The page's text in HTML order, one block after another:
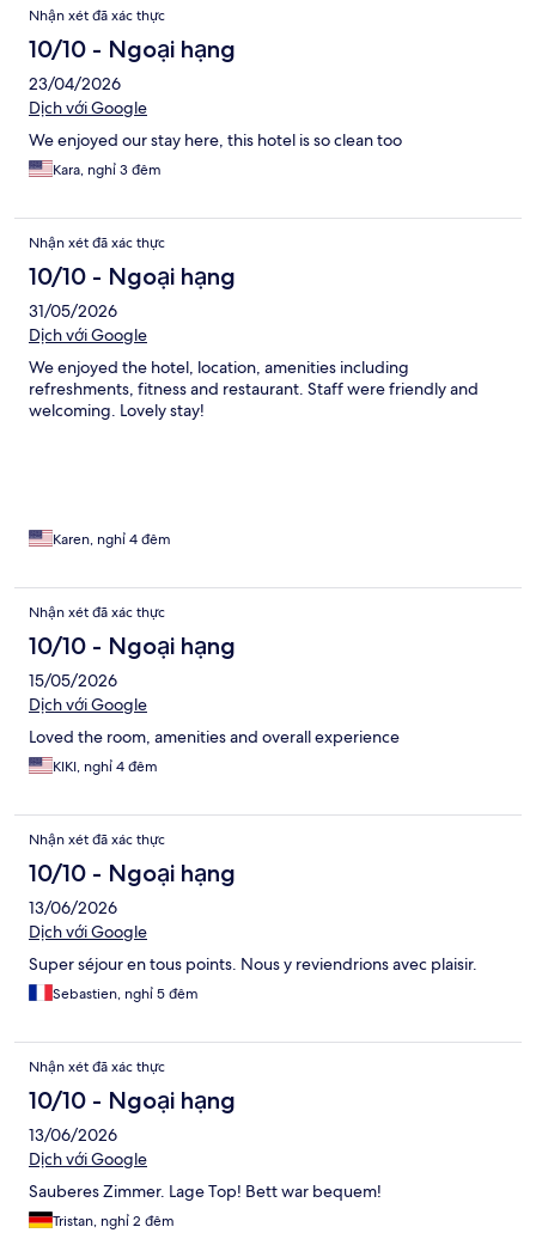
Nhận xét đã xác thực
10/10 - Ngoại hạng
23/04/2026
Dịch với Google
We enjoyed our stay here, this hotel is so clean too
Kara, nghỉ 3 đêm
Nhận xét đã xác thực
10/10 - Ngoại hạng
31/05/2026
Dịch với Google
We enjoyed the hotel, location, amenities including
refreshments, fitness and restaurant. Staff were friendly and
welcoming. Lovely stay!
Karen, nghỉ 4 đêm
Nhận xét đã xác thực
10/10 - Ngoại hạng
15/05/2026
Dịch với Google
Loved the room, amenities and overall experience
KIKI, nghỉ 4 đêm
Nhận xét đã xác thực
10/10 - Ngoại hạng
13/06/2026
Dịch với Google
Super séjour en tous points. Nous y reviendrions avec plaisir.
Sebastien, nghỉ 5 đêm
Nhận xét đã xác thực
10/10 - Ngoại hạng
13/06/2026
Dịch với Google
Sauberes Zimmer. Lage Top! Bett war bequem!
Tristan, nghỉ 2 đêm